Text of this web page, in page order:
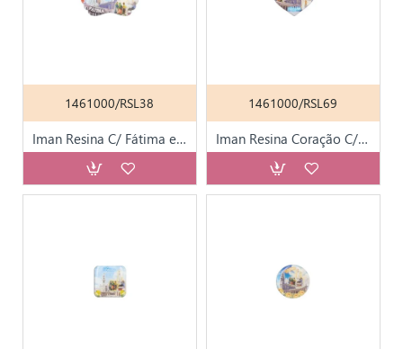
1461000/RSL38
Iman Resina C/ Fátima e Rosas
1461000/RSL69
Iman Resina Coração C/ Fátima